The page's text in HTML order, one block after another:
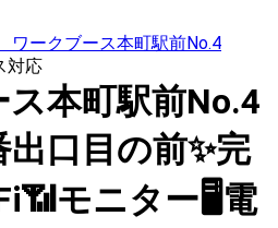
ワークブース本町駅前No.4
対応
ス本町駅前No.4
出口目の前✨完
モニター🖥電